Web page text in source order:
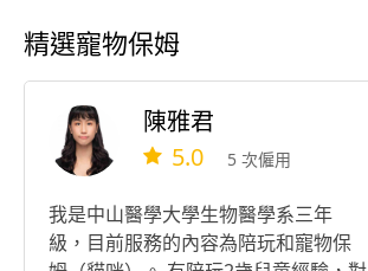
精選寵物保姆
陳雅君
5.0 5 次僱用
我是中山醫學大學生物醫學系三年
級，目前服務的內容為陪玩和寵物保